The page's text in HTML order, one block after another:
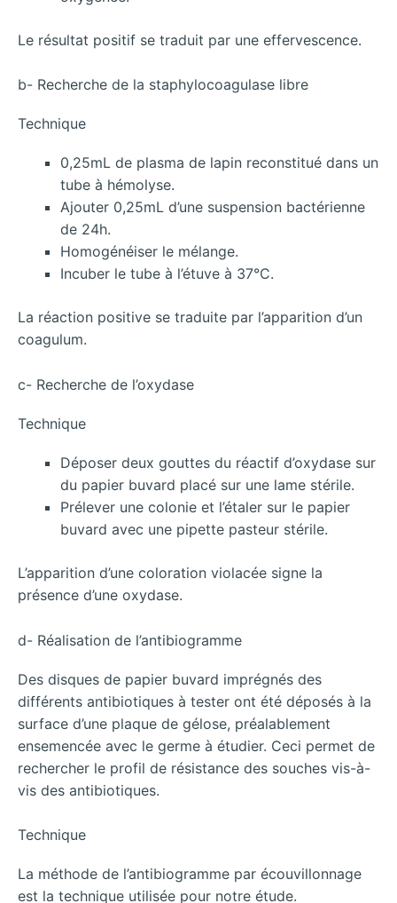
Le résultat positif se traduit par une effervescence.
b- Recherche de la staphylocoagulase libre
Technique
0,25mL de plasma de lapin reconstitué dans un
tube à hémolyse.
Ajouter 0,25mL d’une suspension bactérienne
de 24h.
Homogénéiser le mélange.
Incuber le tube à l’étuve à 37°C.
La réaction positive se traduite par l’apparition d’un
coagulum.
c- Recherche de l’oxydase
Technique
Déposer deux gouttes du réactif d’oxydase sur
du papier buvard placé sur une lame stérile.
Prélever une colonie et l’étaler sur le papier
buvard avec une pipette pasteur stérile.
L’apparition d’une coloration violacée signe la
présence d’une oxydase.
d- Réalisation de l’antibiogramme
Des disques de papier buvard imprégnés des
différents antibiotiques à tester ont été déposés à la
surface d’une plaque de gélose, préalablement
ensemencée avec le germe à étudier. Ceci permet de
rechercher le profil de résistance des souches vis-à-
vis des antibiotiques.
Technique
La méthode de l’antibiogramme par écouvillonnage
est la technique utilisée pour notre étude.